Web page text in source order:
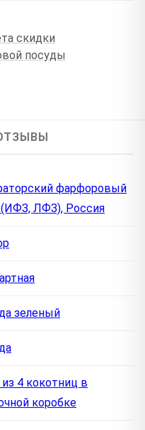
скидки
посуды
фарфоровый
(ИФЗ, ЛФЗ), Россия
зеленый
4 кокотниц в
коробке